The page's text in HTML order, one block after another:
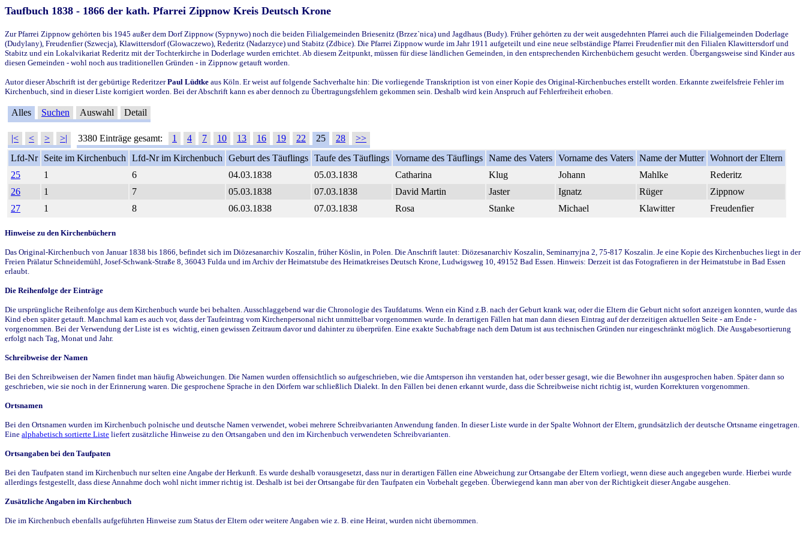
Taufbuch 1838 - 1866 der kath. Pfarrei Zippnow Kreis Deutsch Krone
Zur Pfarrei Zippnow gehörten bis 1945 außer dem Dorf Zippnow (Sypnywo) noch die beiden Filialgemeinden Briesenitz (Brzez`nica) und Jagdhaus (Budy). Früher gehörten zu der weit ausgedehnten Pfarrei auch die Filialgemeinden Doderlage
(Dudylany), Freudenfier (Szwecja), Klawittersdorf (Glowaczewo), Rederitz (Nadarzyce) und Stabitz (Zdbice). Die Pfarrei Zippnow wurde im Jahr 1911 aufgeteilt und eine neue selbständige Pfarrei Freudenfier mit den Filialen Klawittersdorf und
Stabitz und ein Lokalvikariat Rederitz mit der Tochterkirche in Doderlage wurden errichtet. Ab diesem Zeitpunkt, müssen für diese ländlichen Gemeinden, in den entsprechenden Kirchenbüchern gesucht werden. Übergangsweise sind Kinder aus
diesen Gemeinden - wohl noch aus traditionellen Gründen - in Zippnow getauft worden.
Autor dieser Abschrift ist der gebürtige RederitzerPaul Lüdtke aus Köln. Er weist auf folgende Sachverhalte hin: Die vorliegende Transkription ist von einer Kopie des Original-Kirchenbuches erstellt worden. Erkannte zweifelsfreie Fehler im
Kirchenbuch, sind in dieser Liste korrigiert worden. Bei der Abschrift kann es aber dennoch zu Übertragungsfehlern gekommen sein. Deshalb wird kein Anspruch auf Fehlerfreiheit erhoben.
Alles Suchen Auswahl Detail
|< < > >| 3380 Einträge gesamt: 1 4 7 10 13 16 19 22 25 28
>>
Lfd-Nr
Seite im Kirchenbuch Lfd-Nr im Kirchenbuch Geburt des Täuflings Taufe des Täuflings Vorname des Täuflings Name des Vaters Vorname des Vaters Name der Mutter Wohnort der Eltern
25
1 6 04.03.1838 05.03.1838 Catharina Klug Johann Mahlke
Rederitz
26
1 7 05.03.1838 07.03.1838 David Martin Jaster Ignatz Rüger
Zippnow
27
1 8 06.03.1838 07.03.1838 Rosa Stanke Michael Klawitter Freudenfier
Hinweise zu den Kirchenbüchern
Das Original-Kirchenbuch von Januar 1838 bis 1866, befindet sich im Diözesanarchiv Koszalin, früher Köslin, in Polen. Die Anschrift lautet: Diözesanarchiv Koszalin, Seminarryjna 2, 75-817 Koszalin. Je eine Kopie des Kirchenbuches liegt in der
Freien Prälatur Schneidemühl, Josef-Schwank-Straße 8, 36043 Fulda und im Archiv der Heimatstube des Heimatkreises Deutsch Krone, Ludwigsweg 10, 49152 Bad Essen. Hinweis: Derzeit ist das Fotografieren in der Heimatstube in Bad Essen
erlaubt.
Die Reihenfolge der Einträge
Die ursprüngliche Reihenfolge aus dem Kirchenbuch wurde bei behalten. Ausschlaggebend war die Chronologie des Taufdatums. Wenn ein Kind z.B. nach der Geburt krank war, oder die Eltern die Geburt nicht sofort anzeigen konnten, wurde das
Kind eben später getauft. Manchmal kam es auch vor, dass der Taufeintrag vom Kirchenpersonal nicht unmittelbar vorgenommen wurde. In derartigen Fällen hat man dann diesen Eintrag auf der derzeitigen aktuellen Seite - am Ende -
vorgenommen. Bei der Verwendung der Liste ist es wichtig, einen gewissen Zeitraum davor und dahinter zu überprüfen. Eine exakte Suchabfrage nach dem Datum ist aus technischen Gründen nur eingeschränkt möglich. Die Ausgabesortierung
erfolgt nach Tag, Monat und Jahr.
Schreibweise der Namen
Bei den Schreibweisen der Namen findet man häufig Abweichungen. Die Namen wurden offensichtlich so aufgeschrieben, wie die Amtsperson ihn verstanden hat, oder besser gesagt, wie die Bewohner ihn ausgesprochen haben. Später dann so
geschrieben, wie sie noch in der Erinnerung waren. Die gesprochene Sprache in den Dörfern war schließlich Dialekt. In den Fällen bei denen erkannt wurde, dass die Schreibweise nicht richtig ist, wurden Korrekturen vorgenommen.
Ortsnamen
Bei den Ortsnamen wurden im Kirchenbuch polnische und deutsche Namen verwendet, wobei mehrere Schreibvarianten Anwendung fanden. In dieser Liste wurde in der Spalte Wohnort der Eltern, grundsätzlich der deutsche Ortsname eingetragen.
Eine alphabetisch sortierte Liste liefert zusätzliche Hinweise zu den Ortsangaben und den im Kirchenbuch verwendeten Schreibvarianten.
Ortsangaben bei den Taufpaten
Bei den Taufpaten stand im Kirchenbuch nur selten eine Angabe der Herkunft. Es wurde deshalb vorausgesetzt, dass nur in derartigen Fällen eine Abweichung zur Ortsangabe der Eltern vorliegt, wenn diese auch angegeben wurde. Hierbei wurde
allerdings festgestellt, dass diese Annahme doch wohl nicht immer richtig ist. Deshalb ist bei der Ortsangabe für den Taufpaten ein Vorbehalt gegeben. Überwiegend kann man aber von der Richtigkeit dieser Angabe ausgehen.
Zusätzliche Angaben im Kirchenbuch
Die im Kirchenbuch ebenfalls aufgeführten Hinweise zum Status der Eltern oder weitere Angaben wie z. B. eine Heirat, wurden nicht übernommen.